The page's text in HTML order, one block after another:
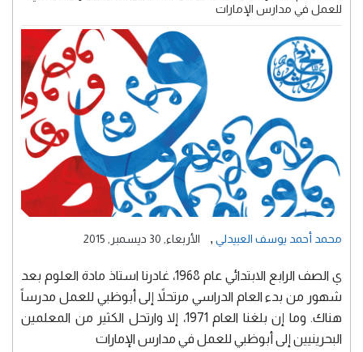
للعمل في مدارس الإمارات
محمد أحمد يوسف العبيدلي , الأربعاء, 30 ديسمبر, 2015
ي الصف الرابع الابتدائي عام 1968، غادرنا استاذ مادة العلوم بعد
شهور من بدء العام الدراسي مرتحلاً إلى أبوظبي للعمل مدرساً
هناك. وما إن بلغنا العام 1971، إلا وارتحل الكثير من المعلمين
البحرينيين إلى أبوظبي للعمل في مدارس الإمارات